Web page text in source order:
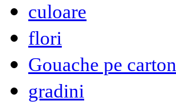
culoare
flori
Gouache pe carton
gradini